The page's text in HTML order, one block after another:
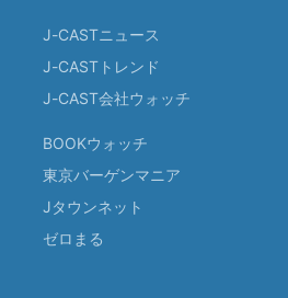
J-CASTニュース
J-CASTトレンド
J-CAST会社ウォッチ
BOOKウォッチ
東京バーゲンマニア
Jタウンネット
ゼロまる